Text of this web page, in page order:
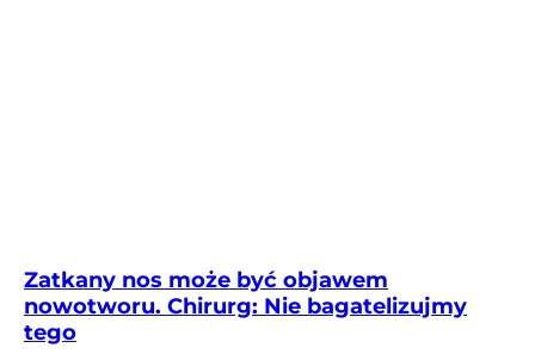
Zatkany nos może być objawem
nowotworu. Chirurg: Nie bagatelizujmy
tego